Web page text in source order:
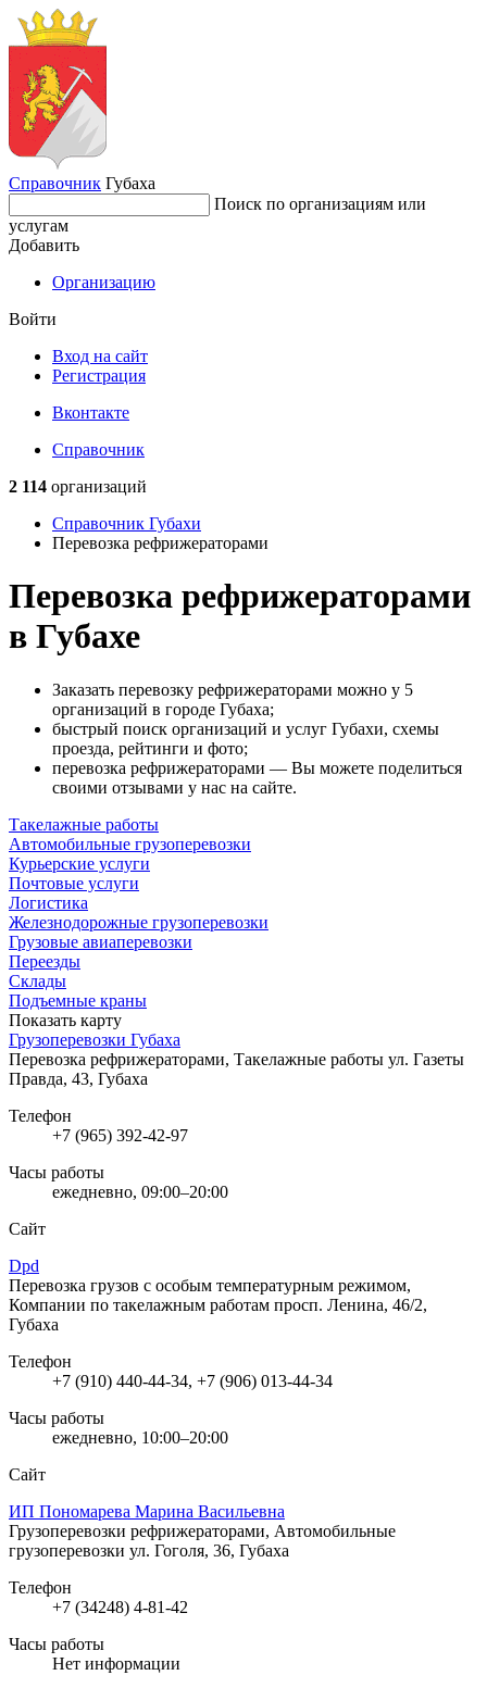
Справочник Губаха
Поиск по организациям или
услугам
Добавить
Организацию
Войти
Вход на сайт
Регистрация
Вконтакте
Справочник
2 114 организаций
Справочник Губахи
Перевозка рефрижераторами
Перевозка рефрижераторами
в Губахе
Заказать перевозку рефрижераторами можно у 5
организаций в городе Губаха;
быстрый поиск организаций и услуг Губахи, схемы
проезда, рейтинги и фото;
перевозка рефрижераторами — Вы можете поделиться
своими отзывами у нас на сайте.
Такелажные работы
Автомобильные грузоперевозки
Курьерские услуги
Почтовые услуги
Логистика
Железнодорожные грузоперевозки
Грузовые авиаперевозки
Переезды
Склады
Подъемные краны
Показать карту
Грузоперевозки Губаха
Перевозка рефрижераторами, Такелажные работы ул. Газеты
Правда, 43, Губаха
Телефон
+7 (965) 392-42-97
Часы работы
ежедневно, 09:00–20:00
Сайт
Dpd
Перевозка грузов с особым температурным режимом,
Компании по такелажным работам просп. Ленина, 46/2,
Губаха
Телефон
+7 (910) 440-44-34, +7 (906) 013-44-34
Часы работы
ежедневно, 10:00–20:00
Сайт
ИП Пономарева Марина Васильевна
Грузоперевозки рефрижераторами, Автомобильные
грузоперевозки ул. Гоголя, 36, Губаха
Телефон
+7 (34248) 4-81-42
Часы работы
Нет информации